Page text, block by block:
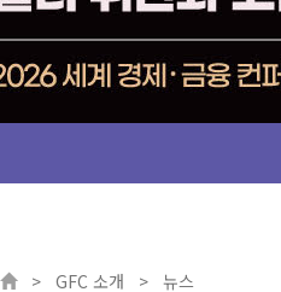
GFC 소개 뉴스